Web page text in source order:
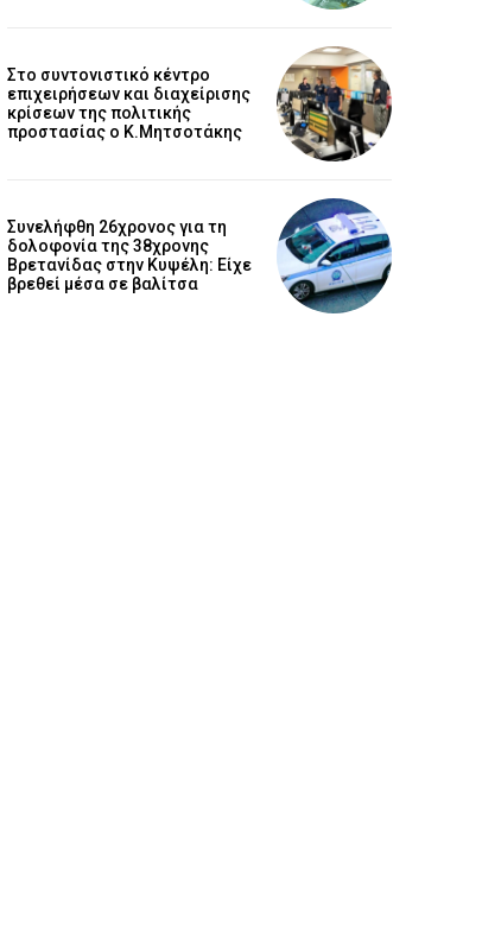
Στο συντονιστικό κέντρο
επιχειρήσεων και διαχείρισης
κρίσεων της πολιτικής
προστασίας ο Κ.Μητσοτάκης
Συνελήφθη 26χρονος για τη
δολοφονία της 38χρονης
Βρετανίδας στην Κυψέλη: Είχε
βρεθεί μέσα σε βαλίτσα